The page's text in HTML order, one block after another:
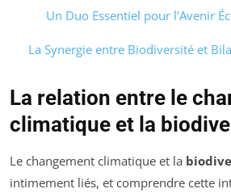
Un Duo Essentiel pour l’Avenir
La Synergie entre Biodiversité et
La relation entre le
climatique et la
Le changement climatique et la
intimement liés, et comprendre cette